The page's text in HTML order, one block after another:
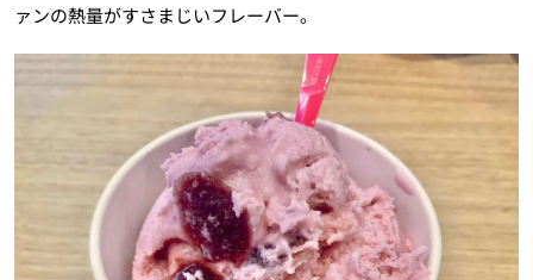
ァンの熱量がすさまじいフレーバー。